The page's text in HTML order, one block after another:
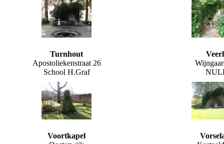
Turnhout
Apostoliekenstraat 26
School H.Graf
Voortkapel